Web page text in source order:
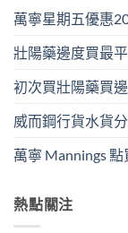
萬寧星期五優惠
壯陽藥邊度買最
初次買壯陽藥買
威而鋼行貨水貨
萬寧 Mannings
熱點關注